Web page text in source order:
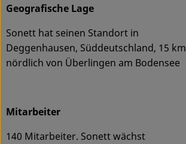
Geografische Lage
Sonett hat seinen Standort in
Deggenhausen, Süddeutschland, 15 km
nördlich von Überlingen am Bodensee
Mitarbeiter
140 Mitarbeiter. Sonett wächst